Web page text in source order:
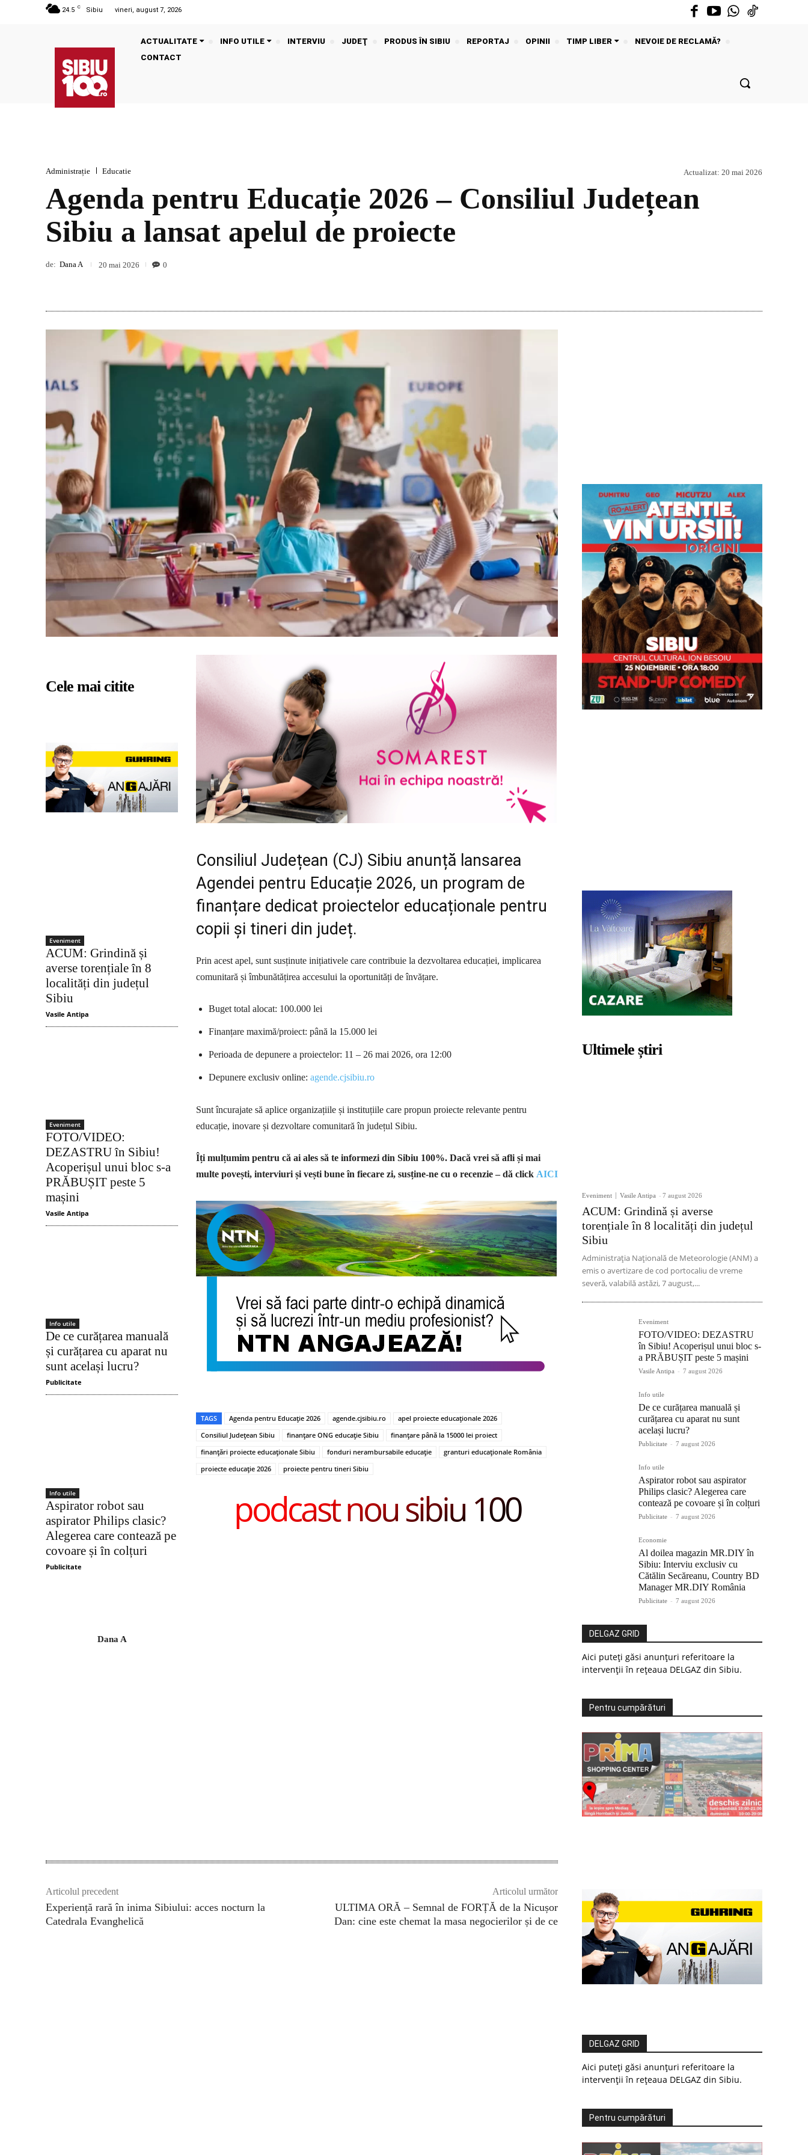
24.5 C Sibiu vineri, august 7, 2026
ACTUALITATE INFO UTILE INTERVIU JUDEŢ PRODUS ÎN SIBIU REPORTAJ OPINII TIMP LIBER
NEVOIE DE RECLAMĂ?
CONTACT
Administrație Educatie Actualizat: 20 mai 2026
Agenda pentru Educație 2026 – Consiliul Județean
Sibiu a lansat apelul de proiecte
de: Dana A 20 mai 2026 0
Cele mai citite
Eveniment
ACUM: Grindină și
averse torențiale în 8
localități din județul
Sibiu
Vasile Antipa
Eveniment
FOTO/VIDEO:
DEZASTRU în Sibiu!
Acoperișul unui bloc s-a
PRĂBUȘIT peste 5
mașini
Vasile Antipa
Info utile
De ce curățarea manuală
și curățarea cu aparat nu
sunt același lucru?
Publicitate
Info utile
Aspirator robot sau
aspirator Philips clasic?
Alegerea care contează pe
covoare și în colțuri
Publicitate
Dana A
Consiliul Județean (CJ) Sibiu anunță lansarea
Agendei pentru Educație 2026, un program de
finanțare dedicat proiectelor educaționale pentru
copii și tineri din județ.
Prin acest apel, sunt susținute inițiativele care contribuie la dezvoltarea educației, implicarea
comunitară și îmbunătățirea accesului la oportunități de învățare.
Buget total alocat: 100.000 lei
Finanțare maximă/proiect: până la 15.000 lei
Perioada de depunere a proiectelor: 11 – 26 mai 2026, ora 12:00
Depunere exclusiv online: agende.cjsibiu.ro
Sunt încurajate să aplice organizațiile și instituțiile care propun proiecte relevante pentru
educație, inovare și dezvoltare comunitară în județul Sibiu.
Îți mulțumim pentru că ai ales să te informezi din Sibiu 100%. Dacă vrei să afli și mai
multe povești, interviuri și vești bune în fiecare zi, susține-ne cu o recenzie – dă click AICI
TAGS Agenda pentru Educație 2026 agende.cjsibiu.ro
apel proiecte educaționale 2026
Consiliul Județean Sibiu
finanțare ONG educație Sibiu
finanțare până la 15000 lei proiect
finanțări proiecte educaționale Sibiu
fonduri nerambursabile educație
granturi educaționale România
proiecte educație 2026
proiecte pentru tineri Sibiu
podcast nou sibiu 100
Ultimele știri
Eveniment Vasile Antipa - 7 august 2026
ACUM: Grindină și averse
torențiale în 8 localități din județul
Sibiu
Administrația Națională de Meteorologie (ANM) a
emis o avertizare de cod portocaliu de vreme
severă, valabilă astăzi, 7 august,...
Eveniment
FOTO/VIDEO: DEZASTRU
în Sibiu! Acoperișul unui bloc s-
a PRĂBUȘIT peste 5 mașini
Vasile Antipa - 7 august 2026
Info utile
De ce curățarea manuală și
curățarea cu aparat nu sunt
același lucru?
Publicitate - 7 august 2026
Info utile
Aspirator robot sau aspirator
Philips clasic? Alegerea care
contează pe covoare și în colțuri
Publicitate - 7 august 2026
Economie
Al doilea magazin MR.DIY în
Sibiu: Interviu exclusiv cu
Cătălin Secăreanu, Country BD
Manager MR.DIY România
Publicitate - 7 august 2026
DELGAZ GRID
Aici puteți găsi anunțuri referitoare la
intervenții în rețeaua DELGAZ din Sibiu.
Pentru cumpărături
Articolul precedent
Experiență rară în inima Sibiului: acces nocturn la
Catedrala Evanghelică
Articolul următor
ULTIMA ORĂ – Semnal de FORȚĂ de la Nicușor
Dan: cine este chemat la masa negocierilor și de ce
DELGAZ GRID
Aici puteți găsi anunțuri referitoare la
intervenții în rețeaua DELGAZ din Sibiu.
Pentru cumpărături